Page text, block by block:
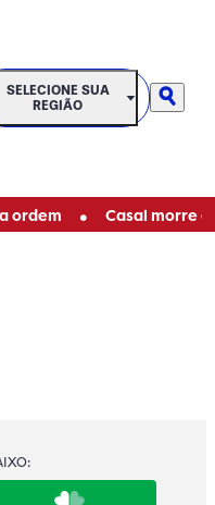
SUA REGIÃO
SELECIONE SUA
REGIÃO
• Casal morre em